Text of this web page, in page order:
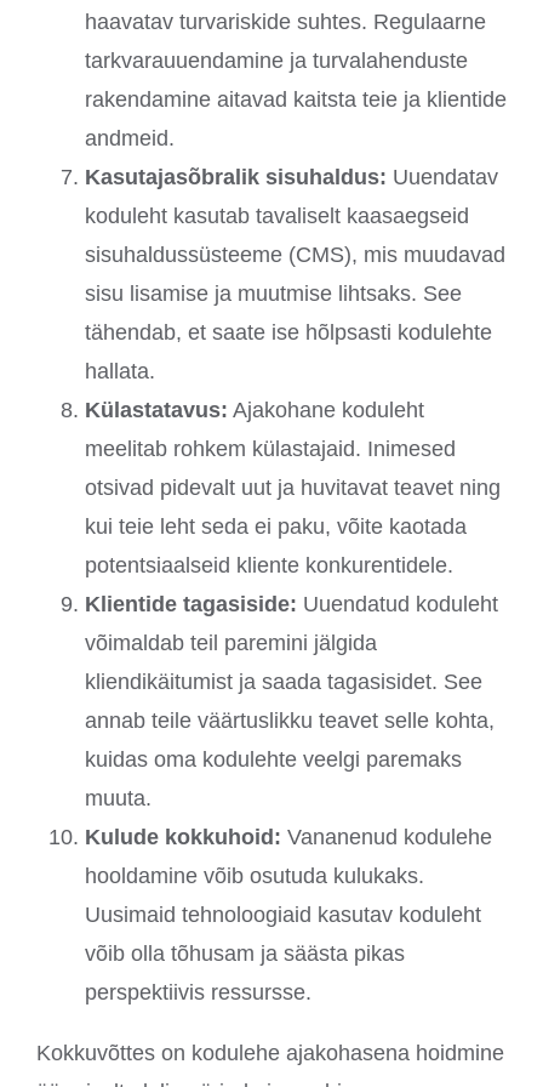
haavatav turvariskide suhtes. Regulaarne
tarkvarauuendamine ja turvalahenduste
rakendamine aitavad kaitsta teie ja klientide
andmeid.
Kasutajasõbralik sisuhaldus: Uuendatav
koduleht kasutab tavaliselt kaasaegseid
sisuhaldussüsteeme (CMS), mis muudavad
sisu lisamise ja muutmise lihtsaks. See
tähendab, et saate ise hõlpsasti kodulehte
hallata.
Külastatavus: Ajakohane koduleht
meelitab rohkem külastajaid. Inimesed
otsivad pidevalt uut ja huvitavat teavet ning
kui teie leht seda ei paku, võite kaotada
potentsiaalseid kliente konkurentidele.
Klientide tagasiside: Uuendatud koduleht
võimaldab teil paremini jälgida
kliendikäitumist ja saada tagasisidet. See
annab teile väärtuslikku teavet selle kohta,
kuidas oma kodulehte veelgi paremaks
muuta.
Kulude kokkuhoid: Vananenud kodulehe
hooldamine võib osutuda kulukaks.
Uusimaid tehnoloogiaid kasutav koduleht
võib olla tõhusam ja säästa pikas
perspektiivis ressursse.
Kokkuvõttes on kodulehe ajakohasena hoidmine